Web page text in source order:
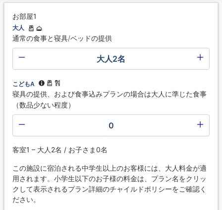
お部屋1
大人
通常の食事と寝具/ベッドの提供
大人2名
こどもA
寝具の提供、および食事込みプランの場合は大人に準じた食事
（数品少ない程度）
0
客室1 – 大人2名 / お子さま0名
この施設に宿泊される中学生以上のお客様には、大人料金が適
用されます。小学生以下のお子様の料金は、プラン名をクリッ
クして表示されるプラン詳細のチャイルドポリシーをご確認く
ださい。